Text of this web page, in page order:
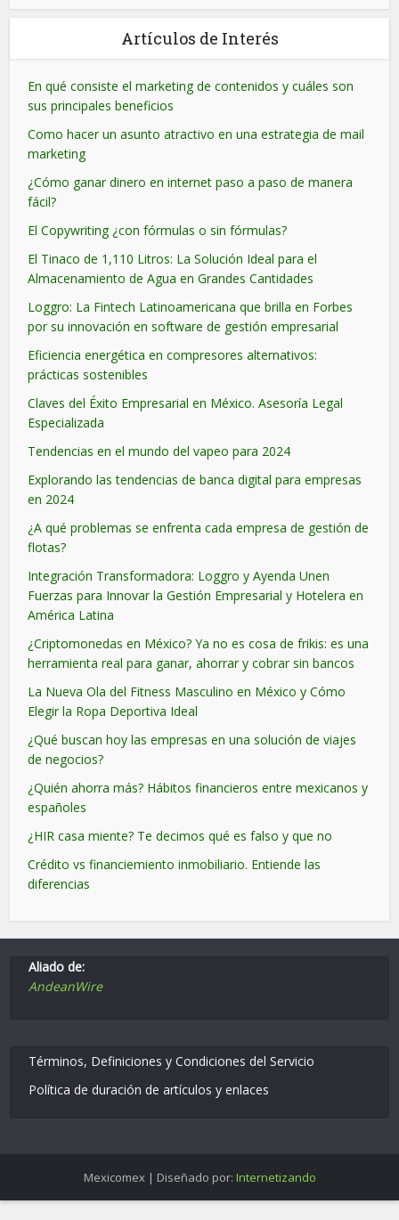
Artículos de Interés
En qué consiste el marketing de contenidos y cuáles son
sus principales beneficios
Como hacer un asunto atractivo en una estrategia de mail
marketing
¿Cómo ganar dinero en internet paso a paso de manera
fácil?
El Copywriting ¿con fórmulas o sin fórmulas?
El Tinaco de 1,110 Litros: La Solución Ideal para el
Almacenamiento de Agua en Grandes Cantidades
Loggro: La Fintech Latinoamericana que brilla en Forbes
por su innovación en software de gestión empresarial
Eficiencia energética en compresores alternativos:
prácticas sostenibles
Claves del Éxito Empresarial en México. Asesoría Legal
Especializada
Tendencias en el mundo del vapeo para 2024
Explorando las tendencias de banca digital para empresas
en 2024
¿A qué problemas se enfrenta cada empresa de gestión de
flotas?
Integración Transformadora: Loggro y Ayenda Unen
Fuerzas para Innovar la Gestión Empresarial y Hotelera en
América Latina
¿Criptomonedas en México? Ya no es cosa de frikis: es una
herramienta real para ganar, ahorrar y cobrar sin bancos
La Nueva Ola del Fitness Masculino en México y Cómo
Elegir la Ropa Deportiva Ideal
¿Qué buscan hoy las empresas en una solución de viajes
de negocios?
¿Quién ahorra más? Hábitos financieros entre mexicanos y
españoles
¿HIR casa miente? Te decimos qué es falso y que no
Crédito vs financiemiento inmobiliario. Entiende las
diferencias
Aliado de:
AndeanWire
Términos, Definiciones y Condiciones del Servicio
Política de duración de artículos y enlaces
Mexicomex | Diseñado por: Internetizando